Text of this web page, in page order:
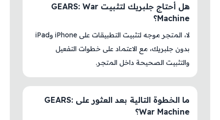
هل أحتاج جلبريك لتثبيت GEARS: War
Machine؟
لا، المتجر موجه لتثبيت التطبيقات على iPhone وiPad
بدون جلبريك، مع الاعتماد على خطوات التفعيل
والتثبيت الصحيحة داخل المتجر.
ما الخطوة التالية بعد العثور على GEARS:
War Machine؟